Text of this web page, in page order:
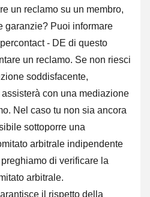
un reclamo su un membro,
garanzie? Puoi informare
- DE di questo
un reclamo. Se non riesci
soddisfacente,
con una mediazione
Nel caso tu non sia ancora
sottoporre una
arbitrale indipendente
di verificare la
arbitrale.
il rispetto della